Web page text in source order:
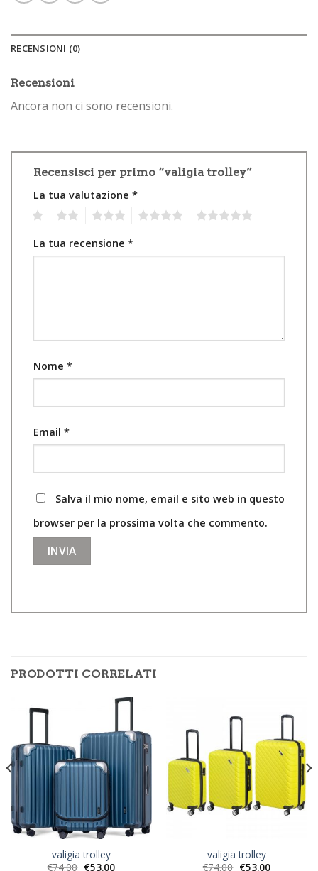
RECENSIONI (0)
Recensioni
Ancora non ci sono recensioni.
Recensisci per primo “valigia trolley”
La tua valutazione *
La tua recensione *
Nome *
Email *
Salva il mio nome, email e sito web in questo
browser per la prossima volta che commento.
PRODOTTI CORRELATI
valigia trolley
€74.00 €53.00
valigia trolley
€74.00 €53.00